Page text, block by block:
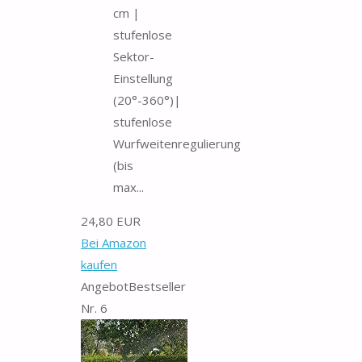
cm |
stufenlose
Sektor-
Einstellung
(20°-360°)|
stufenlose
Wurfweitenregulierung
(bis
max...
24,80 EUR
Bei Amazon
kaufen
AngebotBestseller
Nr. 6